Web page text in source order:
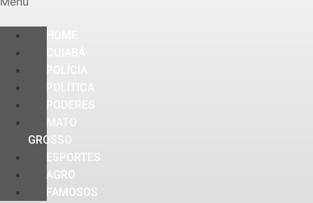
PODERES
MATO
GROSSO
ESPORTES
AGRO
FAMOSOS